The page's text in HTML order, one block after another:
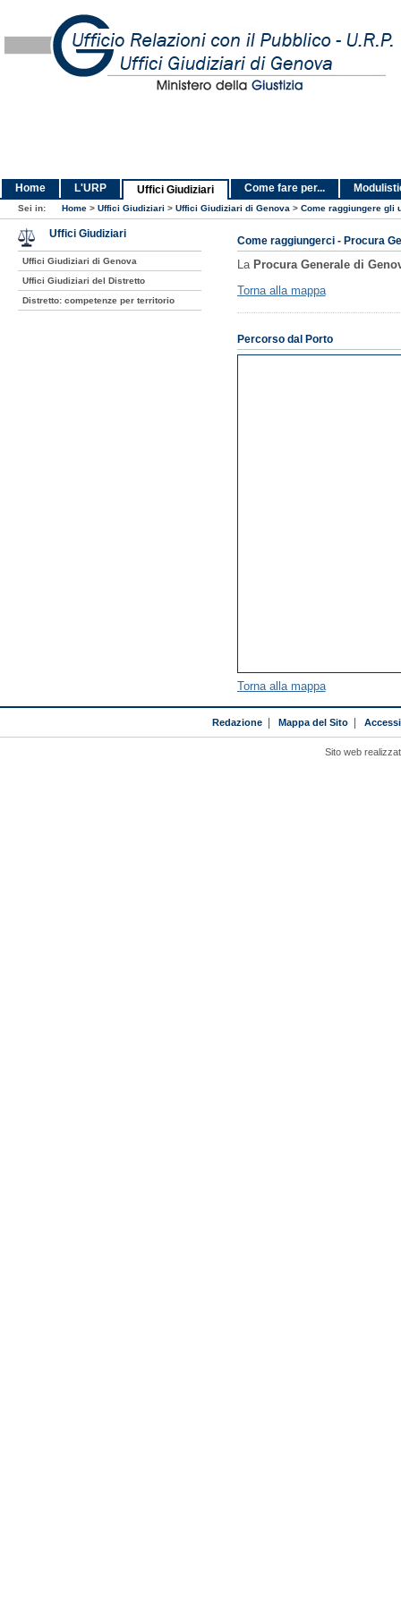
Home L'URP Uffici Giudiziari Come fare per...
Sei in: Home > Uffici Giudiziari > Uffici Giudiziari di Genova > Come raggiungere gli
Come raggiungerci - Procura
La Procura Generale di
Torna alla mappa
Percorso dal Porto
Torna alla mappa
Uffici Giudiziari
Uffici Giudiziari di Genova
Uffici Giudiziari del Distretto
Distretto: competenze per territorio
Redazione| Mappa del Sito|
Sito web